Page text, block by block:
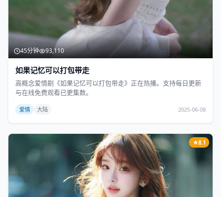
45分钟 93,110
如果记忆可以打包带走
高概念爱情剧《如果记忆可以打包带走》正在热播。支持每日更新
与在线免费观看已更集数。
爱情 大陆 2025-06-08
8.1